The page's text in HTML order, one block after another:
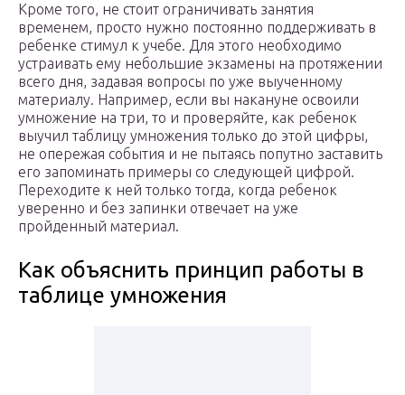
Кроме того, не стоит ограничивать занятия
временем, просто нужно постоянно поддерживать в
ребенке стимул к учебе. Для этого необходимо
устраивать ему небольшие экзамены на протяжении
всего дня, задавая вопросы по уже выученному
материалу. Например, если вы накануне освоили
умножение на три, то и проверяйте, как ребенок
выучил таблицу умножения только до этой цифры,
не опережая события и не пытаясь попутно заставить
его запоминать примеры со следующей цифрой.
Переходите к ней только тогда, когда ребенок
уверенно и без запинки отвечает на уже
пройденный материал.
Как объяснить принцип работы в
таблице умножения